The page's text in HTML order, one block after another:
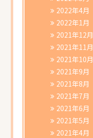
2022年4月
2022年1月
2021年12月
2021年11月
2021年10月
2021年9月
2021年8月
2021年7月
2021年6月
2021年5月
2021年4月